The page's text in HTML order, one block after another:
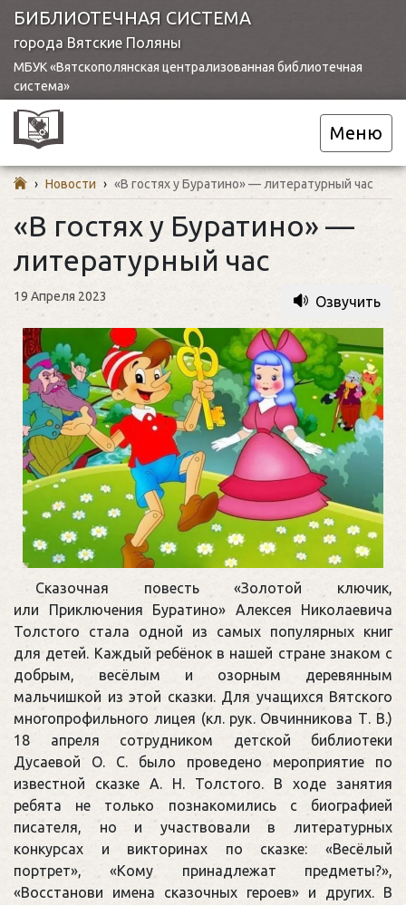
БИБЛИОТЕЧНАЯ СИСТЕМА
города Вятские Поляны
МБУК «Вятскополянская централизованная библиотечная
система»
Меню
› Новости › «В гостях у Буратино» — литературный час
«В гостях у Буратино» —
литературный час
19 Апреля 2023 Озвучить
Сказочная повесть «Золотой ключик,
или Приключения Буратино» Алексея Николаевича
Толстого стала одной из самых популярных книг
для детей. Каждый ребёнок в нашей стране знаком с
добрым, весёлым и озорным деревянным
мальчишкой из этой сказки. Для учащихся Вятского
многопрофильного лицея (кл. рук. Овчинникова Т. В.)
18 апреля сотрудником детской библиотеки
Дусаевой О. С. было проведено мероприятие по
известной сказке А. Н. Толстого. В ходе занятия
ребята не только познакомились с биографией
писателя, но и участвовали в литературных
конкурсах и викторинах по сказке: «Весёлый
портрет», «Кому принадлежат предметы?»,
«Восстанови имена сказочных героев» и других. В